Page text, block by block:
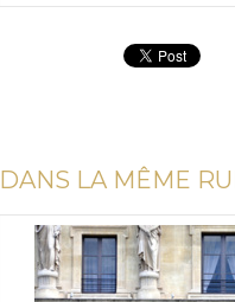
DANS LA MÊME